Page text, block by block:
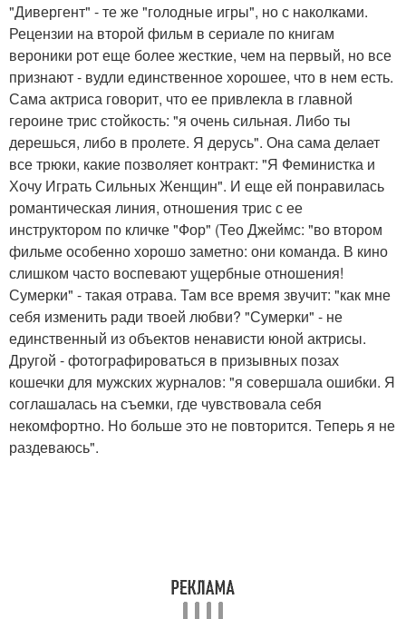
"Дивергент" - те же "голодные игры", но с наколками.
Рецензии на второй фильм в сериале по книгам
вероники рот еще более жесткие, чем на первый, но все
признают - вудли единственное хорошее, что в нем есть.
Сама актриса говорит, что ее привлекла в главной
героине трис стойкость: "я очень сильная. Либо ты
дерешься, либо в пролете. Я дерусь". Она сама делает
все трюки, какие позволяет контракт: "Я Феминистка и
Хочу Играть Сильных Женщин". И еще ей понравилась
романтическая линия, отношения трис с ее
инструктором по кличке "Фор" (Тео Джеймс: "во втором
фильме особенно хорошо заметно: они команда. В кино
слишком часто воспевают ущербные отношения!
Сумерки" - такая отрава. Там все время звучит: "как мне
себя изменить ради твоей любви? "Сумерки" - не
единственный из объектов ненависти юной актрисы.
Другой - фотографироваться в призывных позах
кошечки для мужских журналов: "я совершала ошибки. Я
соглашалась на съемки, где чувствовала себя
некомфортно. Но больше это не повторится. Теперь я не
раздеваюсь".